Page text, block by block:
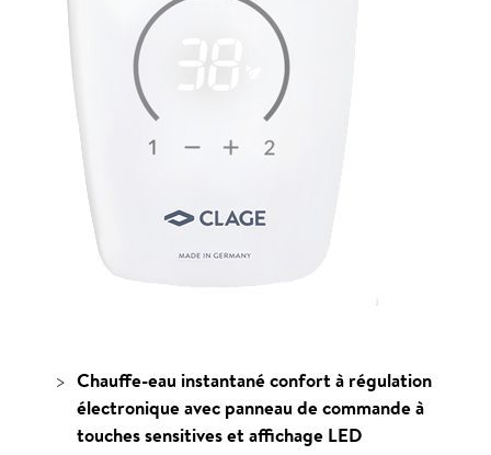
Chauffe-eau instantané confort à régulation
électronique avec panneau de commande à
touches sensitives et affichage LED